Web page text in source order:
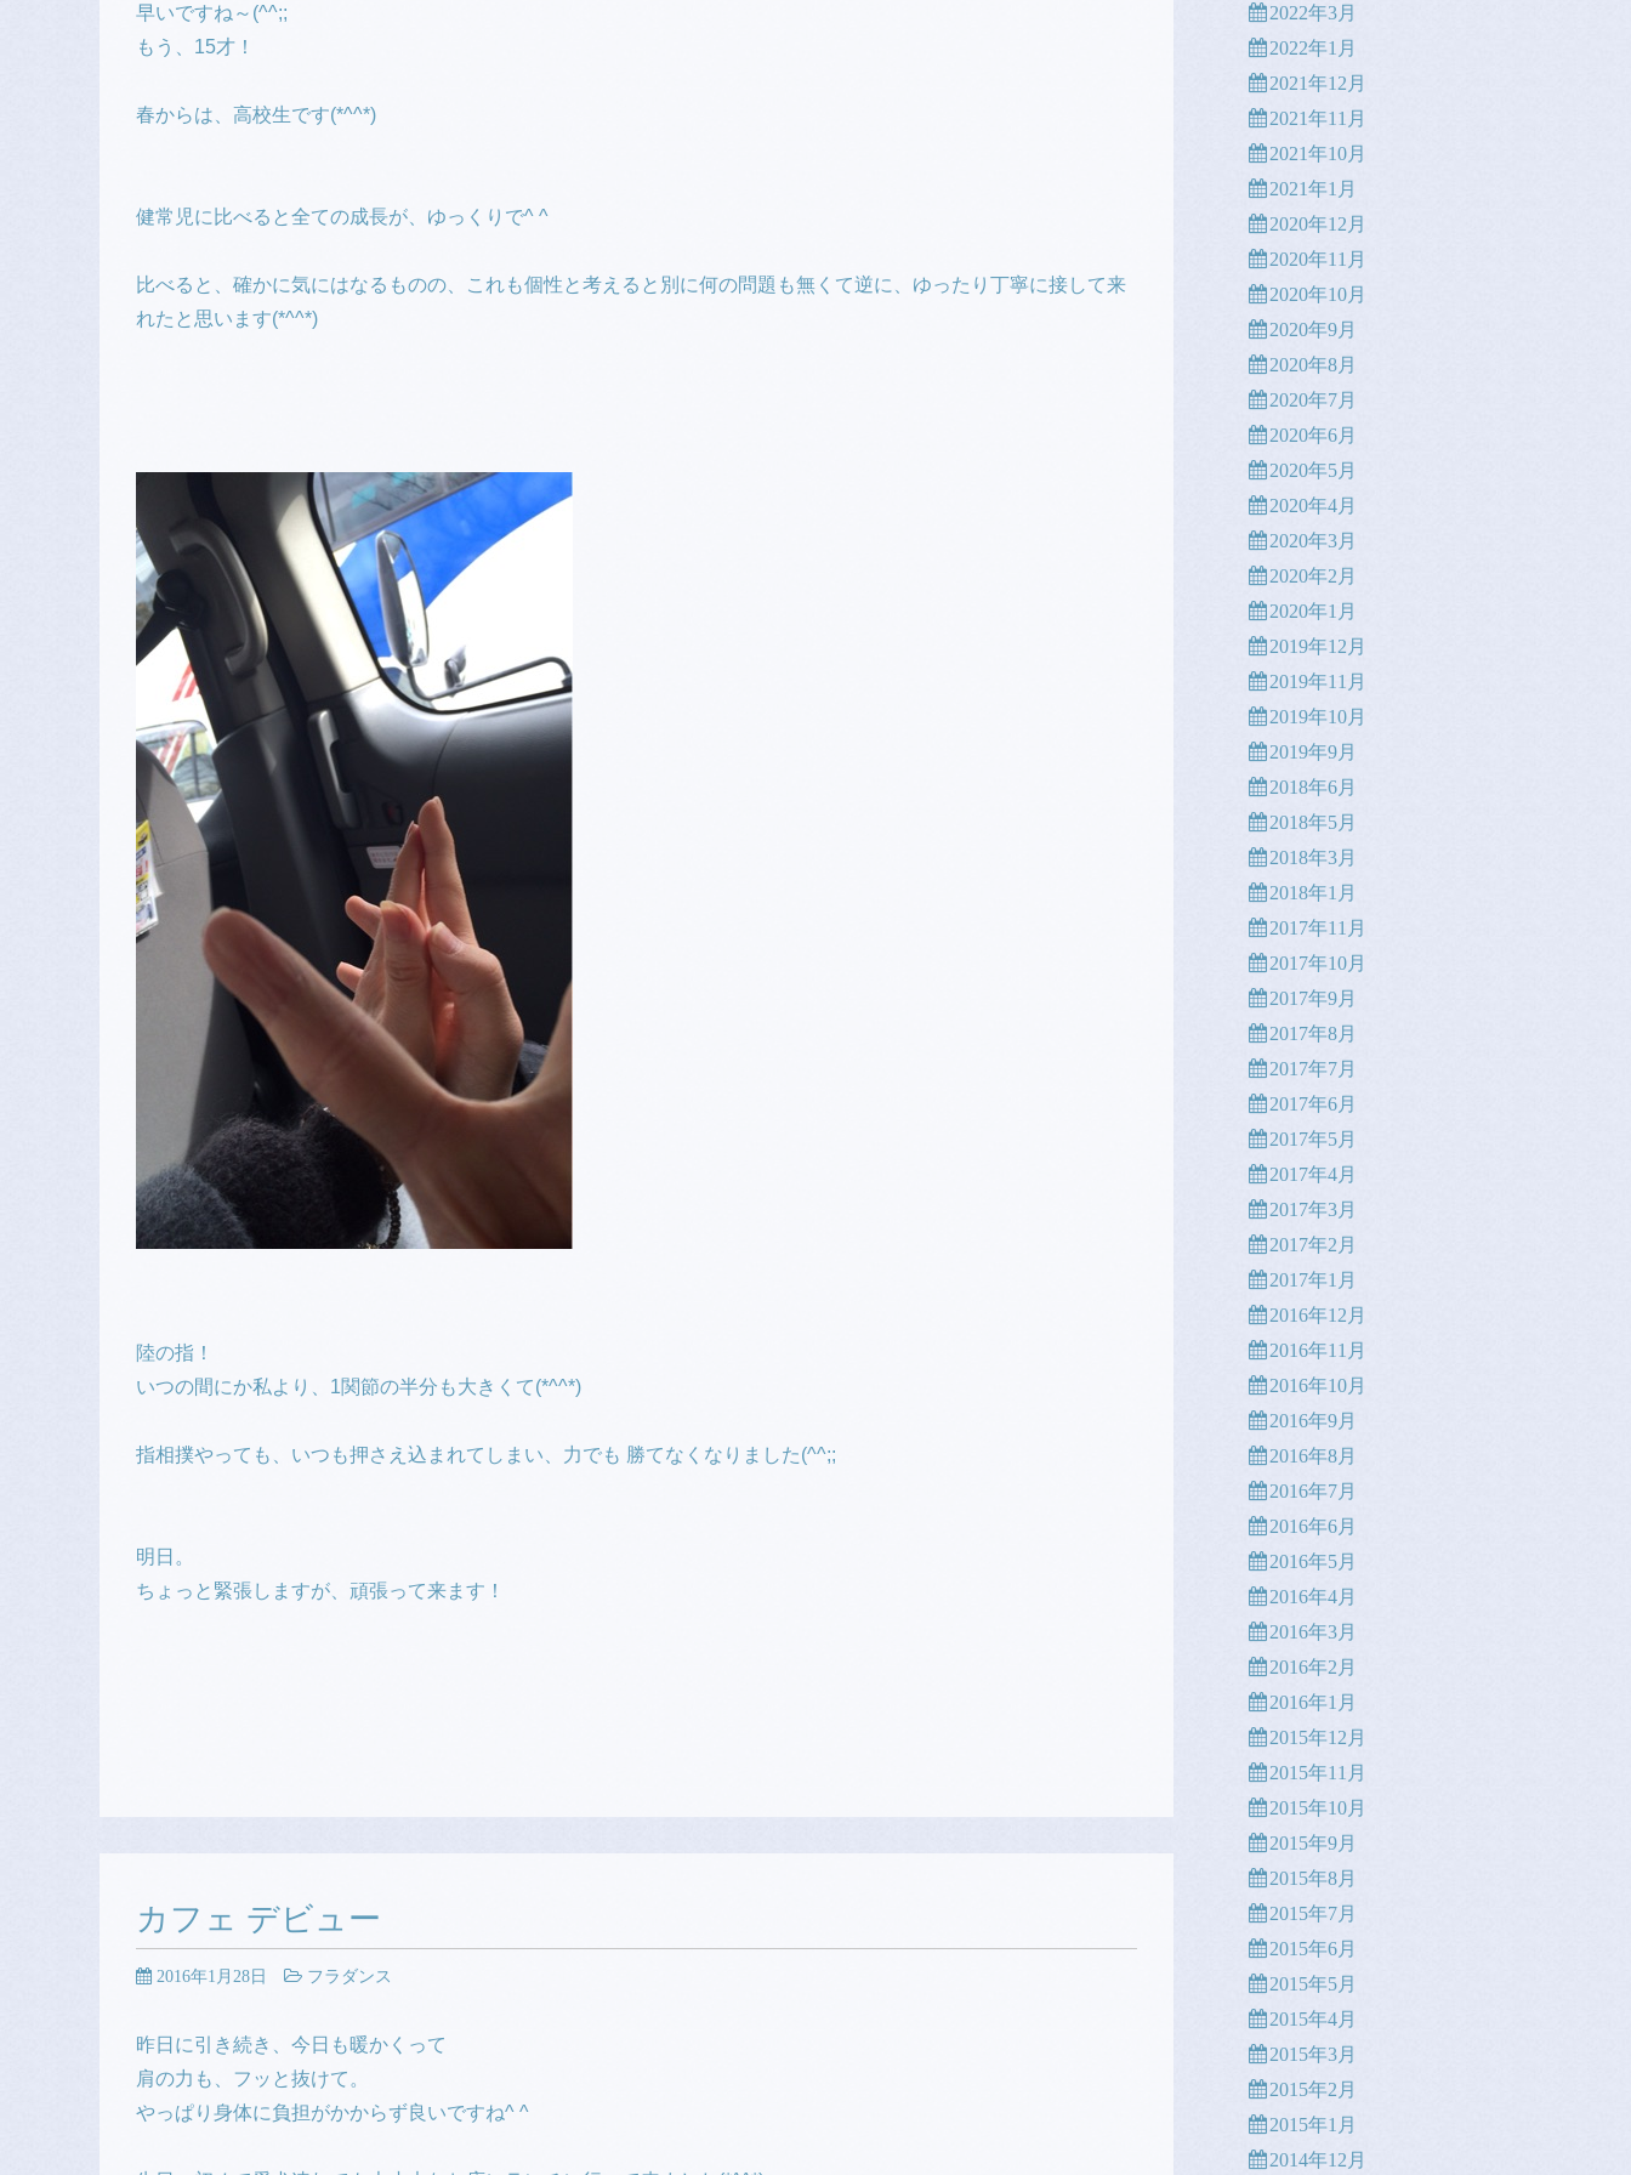
早いですね～(^^;;
もう、15才！
春からは、高校生です(*^^*)
健常児に比べると全ての成長が、ゆっくりで^ ^
比べると、確かに気にはなるものの、これも個性と考えると別に何の問題も無くて逆に、ゆったり丁寧に接して来
れたと思います(*^^*)
陸の指！
いつの間にか私より、1関節の半分も大きくて(*^^*)
指相撲やっても、いつも押さえ込まれてしまい、力でも 勝てなくなりました(^^;;
明日。
ちょっと緊張しますが、頑張って来ます！
カフェ デビュー
2016年1月28日 フラダンス
昨日に引き続き、今日も暖かくって
肩の力も、フッと抜けて。
やっぱり身体に負担がかからず良いですね^ ^
2022年3月
2022年1月
2021年12月
2021年11月
2021年10月
2021年1月
2020年12月
2020年11月
2020年10月
2020年9月
2020年8月
2020年7月
2020年6月
2020年5月
2020年4月
2020年3月
2020年2月
2020年1月
2019年12月
2019年11月
2019年10月
2019年9月
2018年6月
2018年5月
2018年3月
2018年1月
2017年11月
2017年10月
2017年9月
2017年8月
2017年7月
2017年6月
2017年5月
2017年4月
2017年3月
2017年2月
2017年1月
2016年12月
2016年11月
2016年10月
2016年9月
2016年8月
2016年7月
2016年6月
2016年5月
2016年4月
2016年3月
2016年2月
2016年1月
2015年12月
2015年11月
2015年10月
2015年9月
2015年8月
2015年7月
2015年6月
2015年5月
2015年4月
2015年3月
2015年2月
2015年1月
2014年12月